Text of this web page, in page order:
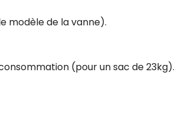
modèle de la vanne).
(pour un sac de 23kg).